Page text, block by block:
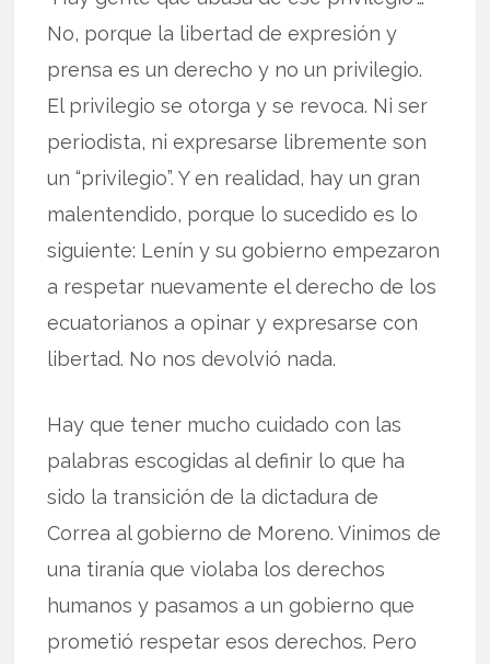
No, porque la libertad de expresión y
prensa es un derecho y no un privilegio.
El privilegio se otorga y se revoca. Ni ser
periodista, ni expresarse libremente son
un “privilegio”. Y en realidad, hay un gran
malentendido, porque lo sucedido es lo
siguiente: Lenín y su gobierno empezaron
a respetar nuevamente el derecho de los
ecuatorianos a opinar y expresarse con
libertad. No nos devolvió nada.
Hay que tener mucho cuidado con las
palabras escogidas al definir lo que ha
sido la transición de la dictadura de
Correa al gobierno de Moreno. Vinimos de
una tiranía que violaba los derechos
humanos y pasamos a un gobierno que
prometió respetar esos derechos. Pero